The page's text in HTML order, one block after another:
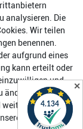
- 17:00 Uhr
- 17:00 Uhr
- 17:00 Uhr
- 17:00 Uhr
- 19:00 Uhr
- 17:00 Uhr
analysieren. Die
Wir teilen
benennen.
aufgrund eines
kann erteilt oder
und
ändern oder zu
weitere Hinweise
Daten­
✕